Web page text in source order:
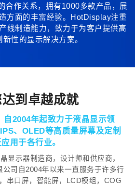
合作关系，拥有1000多款产品，展
方面的丰富经验。HotDisplay注重
线制造能力，致力于为客户提供高
新性的显示解决方案。
到卓越成就
自2004年起致力于液晶显示领
、OLED等高质量屏幕及定制
用于各行业。
显示器制造商，设计师和供应商，
公司自2004年以来一直服务于许多行
串口屏，智能屏，LCD模组，COG